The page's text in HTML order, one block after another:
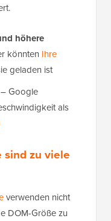
höhere
könnten Ihre
geladen ist
– Google
als
sind zu viele
verwenden nicht
DOM-Größe zu